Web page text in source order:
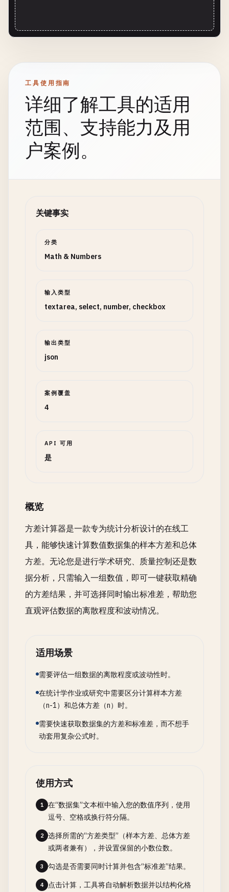
工具使用指南
详细了解工具的适用
范围、支持能力及用
户案例。
关键事实
分类
Math & Numbers
输入类型
textarea, select, number, checkbox
输出类型
json
案例覆盖
4
API 可用
是
概览
方差计算器是一款专为统计分析设计的在线工
具，能够快速计算数值数据集的样本方差和总体
方差。无论您是进行学术研究、质量控制还是数
据分析，只需输入一组数值，即可一键获取精确
的方差结果，并可选择同时输出标准差，帮助您
直观评估数据的离散程度和波动情况。
适用场景
需要评估一组数据的离散程度或波动性时。
在统计学作业或研究中需要区分计算样本方差
（n-1）和总体方差（n）时。
需要快速获取数据集的方差和标准差，而不想手
动套用复杂公式时。
使用方式
1
在“数据集”文本框中输入您的数值序列，使用
逗号、空格或换行符分隔。
2
选择所需的“方差类型”（样本方差、总体方差
或两者兼有），并设置保留的小数位数。
3 勾选是否需要同时计算并包含“标准差”结果。
4
点击计算，工具将自动解析数据并以结构化格